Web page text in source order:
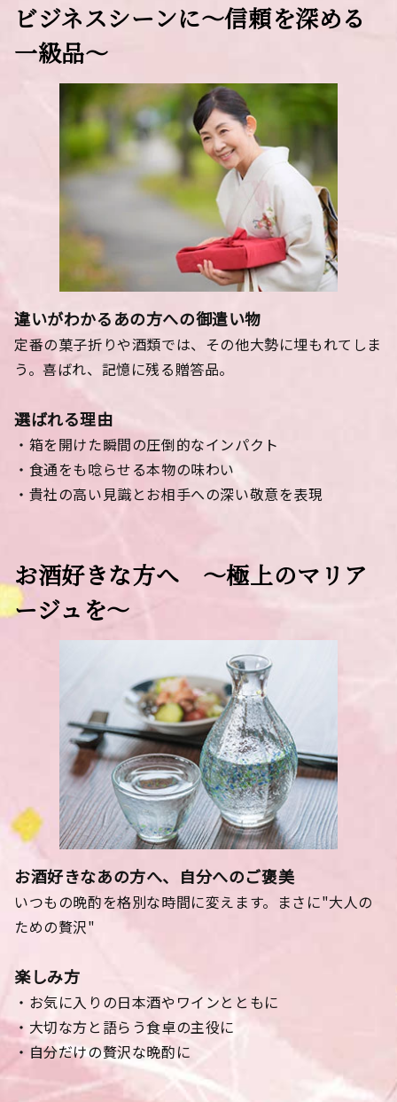
ビジネスシーンに～信頼を深める
一級品～
違いがわかるあの方への御遣い物
定番の菓子折りや酒類では、その他大勢に埋もれてしま
う。喜ばれ、記憶に残る贈答品。
選ばれる理由
・箱を開けた瞬間の圧倒的なインパクト
・食通をも唸らせる本物の味わい
・貴社の高い見識とお相手への深い敬意を表現
お酒好きな方へ 〜極上のマリア
ージュを〜
お酒好きなあの方へ、自分へのご褒美
いつもの晩酌を格別な時間に変えます。まさに"大人の
ための贅沢"
楽しみ方
・お気に入りの日本酒やワインとともに
・大切な方と語らう食卓の主役に
・自分だけの贅沢な晩酌に